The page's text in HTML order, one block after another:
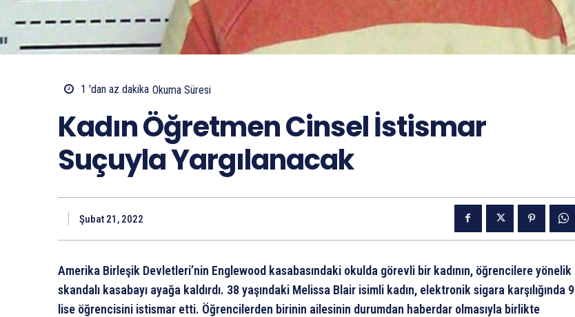
1 'dan az dakika Okuma Süresi
Kadın Öğretmen Cinsel İstismar
Suçuyla Yargılanacak
Şubat 21, 2022
Amerika Birleşik Devletleri’nin Englewood kasabasındaki okulda görevli bir kadının, öğrencilere yönelik
skandalı kasabayı ayağa kaldırdı. 38 yaşındaki Melissa Blair isimli kadın, elektronik sigara karşılığında 9
lise öğrencisini istismar etti. Öğrencilerden birinin ailesinin durumdan haberdar olmasıyla birlikte